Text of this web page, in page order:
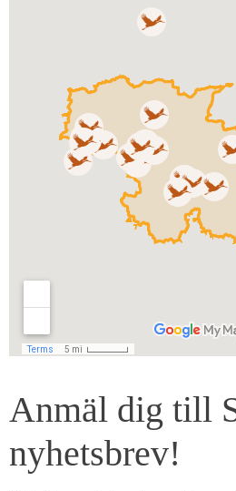
Anmäl dig till
nyhetsbrev!